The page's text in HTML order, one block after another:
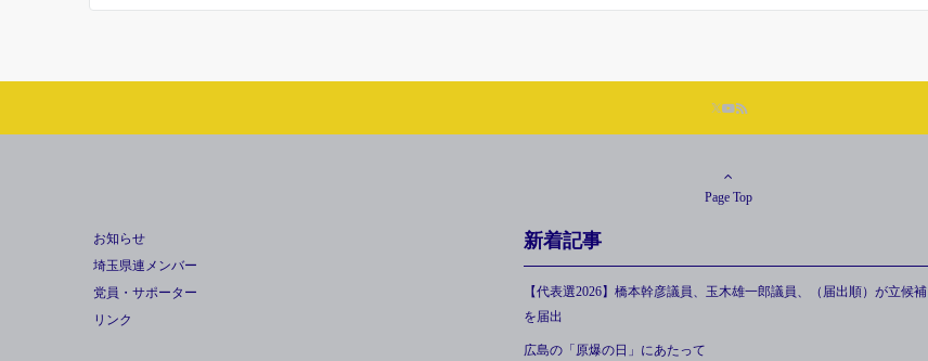
Page Top
お知らせ
埼玉県連メンバー
党員・サポーター
リンク
新着記事
【代表選2026】橋本幹彦議員、玉木雄一郎議員、（届出順）が立候補
を届出
広島の「原爆の日」にあたって